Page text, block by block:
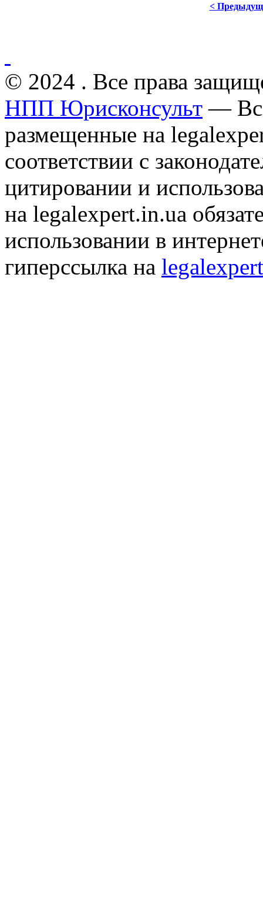
<
© 2024 . Все права
НПП Юрисконсульт —
размещенные на
соответствии с
цитировании и
на legalexpert.in.ua
использовании в
гиперссылка на